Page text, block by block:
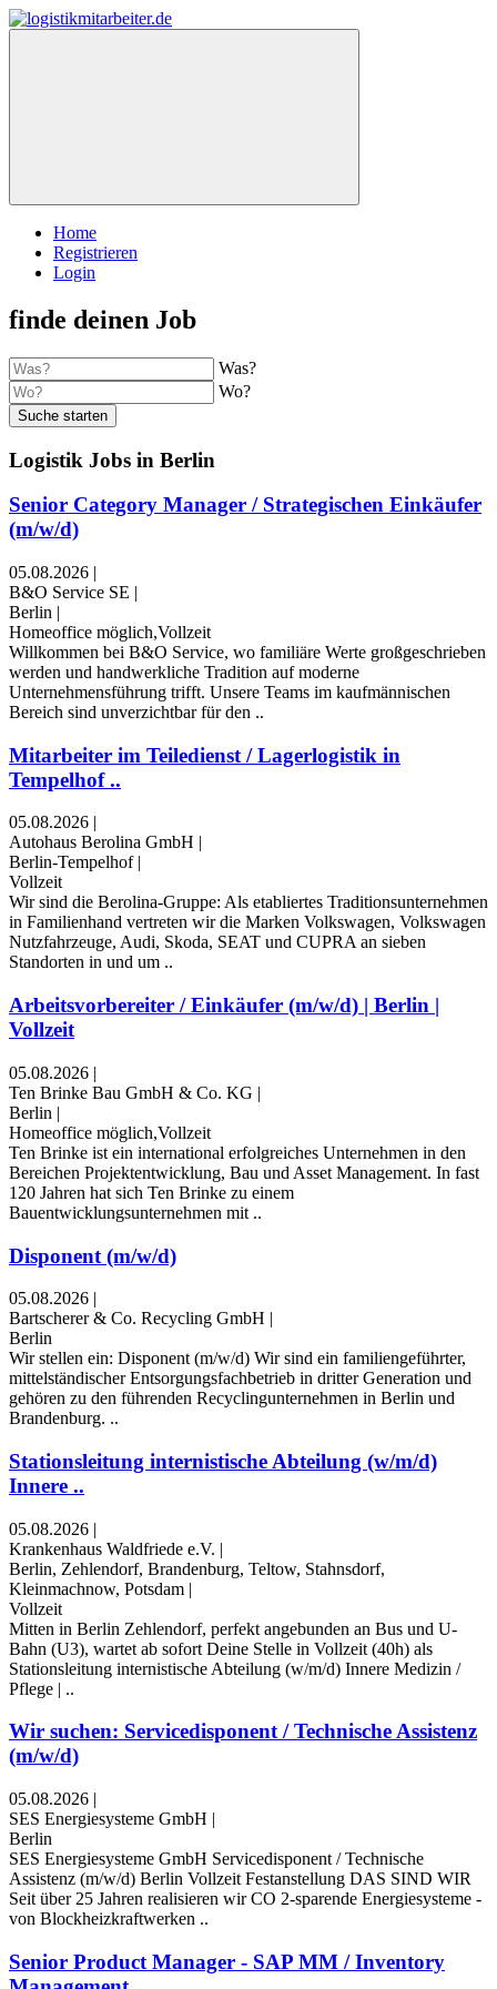
Home
Registrieren
Login
finde deinen Job
Was?
Wo?
Suche starten
Logistik Jobs in Berlin
Senior Category Manager / Strategischen Einkäufer
(m/w/d)
05.08.2026 |
B&O Service SE |
Berlin |
Homeoffice möglich,Vollzeit
Willkommen bei B&O Service, wo familiäre Werte großgeschrieben
werden und handwerkliche Tradition auf moderne
Unternehmensführung trifft. Unsere Teams im kaufmännischen
Bereich sind unverzichtbar für den ..
Mitarbeiter im Teiledienst / Lagerlogistik in
Tempelhof ..
05.08.2026 |
Autohaus Berolina GmbH |
Berlin-Tempelhof |
Vollzeit
Wir sind die Berolina-Gruppe: Als etabliertes Traditionsunternehmen
in Familienhand vertreten wir die Marken Volkswagen, Volkswagen
Nutzfahrzeuge, Audi, Skoda, SEAT und CUPRA an sieben
Standorten in und um ..
Arbeitsvorbereiter / Einkäufer (m/w/d) | Berlin |
Vollzeit
05.08.2026 |
Ten Brinke Bau GmbH & Co. KG |
Berlin |
Homeoffice möglich,Vollzeit
Ten Brinke ist ein international erfolgreiches Unternehmen in den
Bereichen Projektentwicklung, Bau und Asset Management. In fast
120 Jahren hat sich Ten Brinke zu einem
Bauentwicklungsunternehmen mit ..
Disponent (m/w/d)
05.08.2026 |
Bartscherer & Co. Recycling GmbH |
Berlin
Wir stellen ein: Disponent (m/w/d) Wir sind ein familiengeführter,
mittelständischer Entsorgungsfachbetrieb in dritter Generation und
gehören zu den führenden Recyclingunternehmen in Berlin und
Brandenburg. ..
Stationsleitung internistische Abteilung (w/m/d)
Innere ..
05.08.2026 |
Krankenhaus Waldfriede e.V. |
Berlin, Zehlendorf, Brandenburg, Teltow, Stahnsdorf,
Kleinmachnow, Potsdam |
Vollzeit
Mitten in Berlin Zehlendorf, perfekt angebunden an Bus und U-
Bahn (U3), wartet ab sofort Deine Stelle in Vollzeit (40h) als
Stationsleitung internistische Abteilung (w⁠/⁠m⁠/⁠d) Innere Medizin /
Pflege | ..
Wir suchen: Servicedisponent / Technische Assistenz
(m/w/d)
05.08.2026 |
SES Energiesysteme GmbH |
Berlin
SES Energiesysteme GmbH Servicedisponent / Technische
Assistenz (m/w/d) Berlin Vollzeit Festanstellung DAS SIND WIR
Seit über 25 Jahren realisieren wir CO 2-sparende Energiesysteme -
von Blockheizkraftwerken ..
Senior Product Manager - SAP MM / Inventory